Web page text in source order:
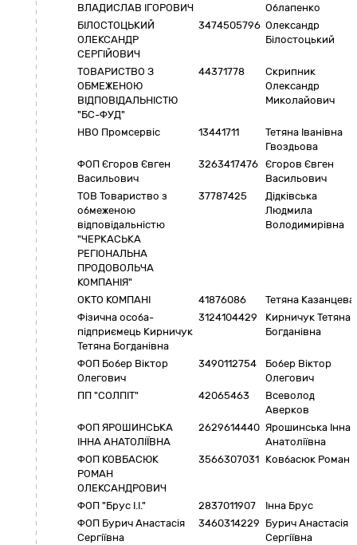
ВЛАДИСЛАВ ІГОРОВИЧ
Облапенко
БІЛОСТОЦЬКИЙ
ОЛЕКСАНДР
СЕРГІЙОВИЧ
3474505796 Олександр
Білостоцький
ТОВАРИСТВО З
ОБМЕЖЕНОЮ
ВІДПОВІДАЛЬНІСТЮ
"БС-ФУД"
44371778
Скрипник
Олександр
Миколайович
НВО Промсервiс 13441711
Тетяна Іванівна
Гвоздьова
ФОП Єгоров Євген
Васильович
3263417476 Єгоров Євген
Васильович
ТОВ Товариство з
обмеженою
відповідальністю
"ЧЕРКАСЬКА
РЕГІОНАЛЬНА
ПРОДОВОЛЬЧА
КОМПАНІЯ"
37787425
Дідківська
Людмила
Володимирівна
ОКТО КОМПАНІ 41876086
Тетяна Казанцева
Фізична особа-
підприємець Кирничук
Тетяна Богданівна
3124104429
Кирничук Тетяна
Богданівна
ФОП Бобер Віктор
Олегович
3490112754
Бобер Віктор
Олегович
ПП "СОЛПІТ"
42065463
Всеволод
Аверков
ФОП ЯРОШИНСЬКА
ІННА АНАТОЛІЇВНА
2629614440 Ярошинська Інна
Анатоліївна
ФОП КОВБАСЮК
РОМАН
ОЛЕКСАНДРОВИЧ
3566307031 Ковбасюк Роман
ФОП "Брус І.І." 2837011907
Інна Брус
ФОП Бурич Анастасія
Сергіївна
3460314229 Бурич Анастасія
Сергіївна